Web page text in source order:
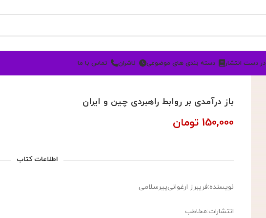
در دست انتشار دسته بندی های موضوعی ناشران تماس با ما
باز درآمدی بر روابط راهبردی چین و ایران
150,000 تومان
اطلاعات کتاب
نویسنده:فریبرز ارغوانی‌پیرسلامی
انتشارات:مخاطب